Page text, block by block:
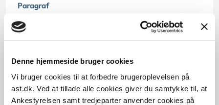
Denne hjemmeside bruger cookies
Vi bruger cookies til at forbedre brugeroplevelsen på
ast.dk. Ved at tillade alle cookies giver du samtykke til, at
Ankestyrelsen samt tredjeparter anvender cookies på
Paragraf
§ 38 § 39
6001207-03